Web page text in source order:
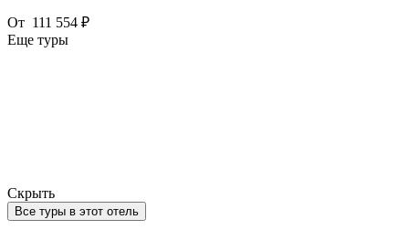
От 111 554 ₽
Еще туры
Скрыть
Все туры в этот отель